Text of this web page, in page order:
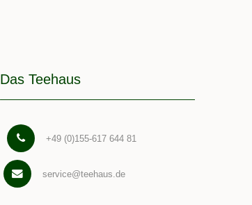
Das Teehaus
+49 (0)155-617 644 81
service@teehaus.de